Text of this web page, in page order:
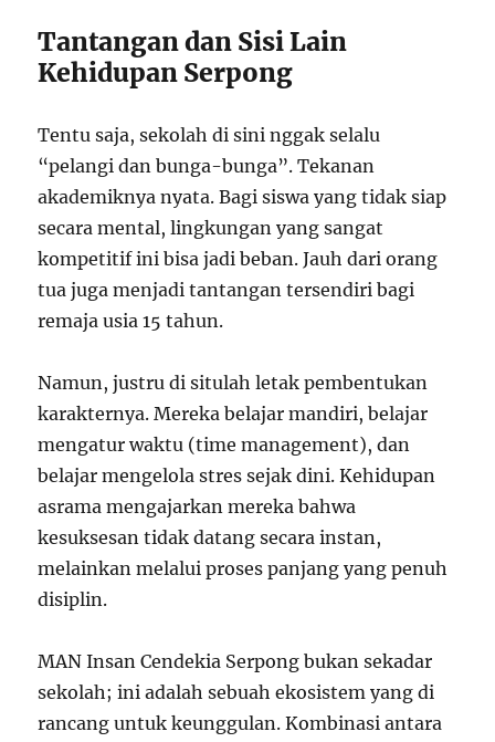
Tantangan dan Sisi Lain
Kehidupan Serpong
Tentu saja, sekolah di sini nggak selalu
“pelangi dan bunga-bunga”. Tekanan
akademiknya nyata. Bagi siswa yang tidak siap
secara mental, lingkungan yang sangat
kompetitif ini bisa jadi beban. Jauh dari orang
tua juga menjadi tantangan tersendiri bagi
remaja usia 15 tahun.
Namun, justru di situlah letak pembentukan
karakternya. Mereka belajar mandiri, belajar
mengatur waktu (time management), dan
belajar mengelola stres sejak dini. Kehidupan
asrama mengajarkan mereka bahwa
kesuksesan tidak datang secara instan,
melainkan melalui proses panjang yang penuh
disiplin.
MAN Insan Cendekia Serpong bukan sekadar
sekolah; ini adalah sebuah ekosistem yang di
rancang untuk keunggulan. Kombinasi antara